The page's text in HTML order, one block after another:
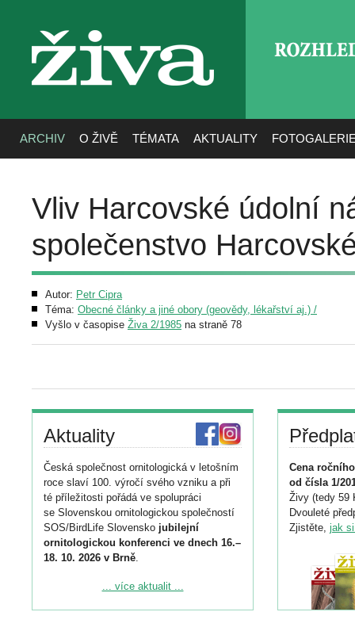
živa
ARCHIV O ŽIVĚ TÉMATA AKTUALITY
Vliv Harcovské údolní
společenstvo
Autor: Petr Cipra
Téma: Obecné články a jiné obory (geovědy, lékařství aj.) /
Vyšlo v časopise Živa 2/1985 na straně 78
Aktuality
Česká společnost ornitologická v letošním
roce slaví 100. výročí svého vzniku a při
té příležitosti pořádá ve spolupráci
se Slovenskou ornitologickou společností
SOS/BirdLife Slovensko jubilejní
ornitologickou konferenci ve dnech 16.–
18. 10. 2026 v Brně.
Podrobnější informace ke konferenci
... více aktualit ...
Cena
od čísla 1/
Živy (tedy 59
Dvouleté
Zjistěte, jak